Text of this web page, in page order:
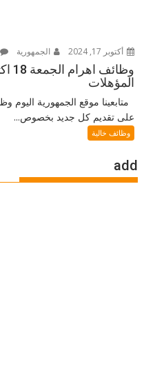
أكتوبر 17, 2024 الجمهورية
المؤهلات
متابعينا موقع الجمهورية
على تقديم كل جديد بخصوص...
وظائف خالية
add